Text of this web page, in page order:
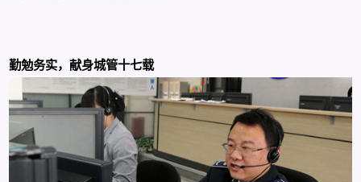
勤勉务实，献身城管十七载